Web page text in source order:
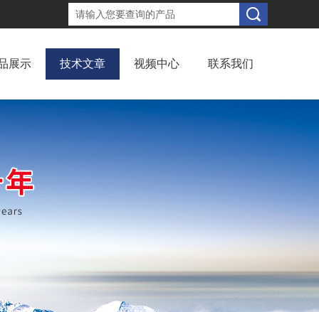
展示 技术文章 视频中心 联系我们